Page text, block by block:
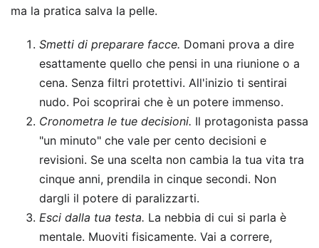
ma la pratica salva la pelle.
Smetti di preparare facce. Domani prova a dire
esattamente quello che pensi in una riunione o a
cena. Senza filtri protettivi. All'inizio ti sentirai
nudo. Poi scoprirai che è un potere immenso.
Cronometra le tue decisioni. Il protagonista passa
"un minuto" che vale per cento decisioni e
revisioni. Se una scelta non cambia la tua vita tra
cinque anni, prendila in cinque secondi. Non
dargli il potere di paralizzarti.
Esci dalla tua testa. La nebbia di cui si parla è
mentale. Muoviti fisicamente. Vai a correre,